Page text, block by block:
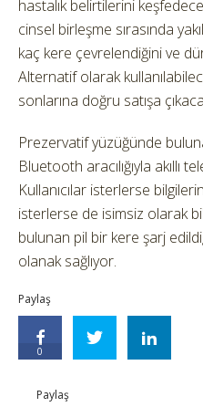
hastalık belirtilerini
cinsel birleşme sırasında
kaç kere çevrelendiğini ve
Alternatif olarak
sonlarına doğru satışa
Prezervatif yüzüğünde
Bluetooth aracılığıyla akıllı
Kullanıcılar isterlerse
isterlerse de isimsiz olarak
bulunan pil bir kere şarj
olanak sağlıyor.
Paylaş
0
Paylaş